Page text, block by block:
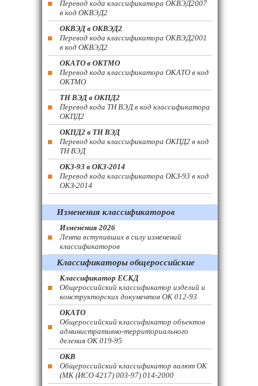
Перевод кода классификатора ОКВЭД2007
в код ОКВЭД2
ОКВЭД в ОКВЭД2
Перевод кода классификатора ОКВЭД2001
в код ОКВЭД2
ОКАТО в ОКТМО
Перевод кода классификатора ОКАТО в код
ОКТМО
ТН ВЭД в ОКПД2
Перевод кода ТН ВЭД в код классификатора
ОКПД2
ОКПД2 в ТН ВЭД
Перевод кода классификатора ОКПД2 в код
ТН ВЭД
ОКЗ-93 в ОКЗ-2014
Перевод кода классификатора ОКЗ-93 в код
ОКЗ-2014
Изменения классификаторов
Изменения 2026
Лента вступивших в силу изменений
классификаторов
Классификаторы общероссийские
Классификатор ЕСКД
Общероссийский классификатор изделий и
конструкторских документов ОК 012-93
ОКАТО
Общероссийский классификатор объектов
административно-территориального
деления ОК 019-95
ОКВ
Общероссийский классификатор валют ОК
(МК (ИСО 4217) 003-97) 014-2000